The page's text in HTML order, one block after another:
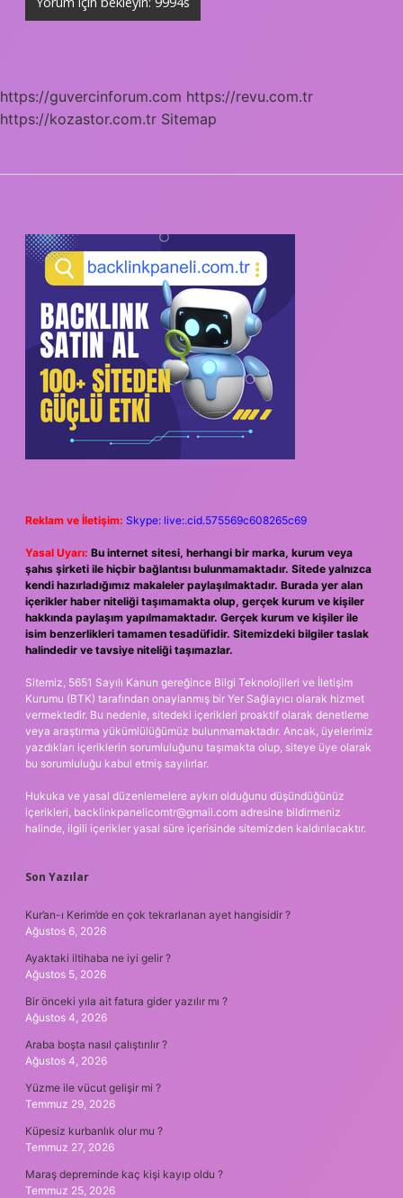
https://guvercinforum.com https://revu.com.tr
https://kozastor.com.tr Sitemap
SIDEBAR
Reklam ve İletişim: Skype: live:.cid.575569c608265c69
Yasal Uyarı: Bu internet sitesi, herhangi bir marka, kurum veya
şahıs şirketi ile hiçbir bağlantısı bulunmamaktadır. Sitede yalnızca
kendi hazırladığımız makaleler paylaşılmaktadır. Burada yer alan
içerikler haber niteliği taşımamakta olup, gerçek kurum ve kişiler
hakkında paylaşım yapılmamaktadır. Gerçek kurum ve kişiler ile
isim benzerlikleri tamamen tesadüfidir. Sitemizdeki bilgiler taslak
halindedir ve tavsiye niteliği taşımazlar.
Sitemiz, 5651 Sayılı Kanun gereğince Bilgi Teknolojileri ve İletişim
Kurumu (BTK) tarafından onaylanmış bir Yer Sağlayıcı olarak hizmet
vermektedir. Bu nedenle, sitedeki içerikleri proaktif olarak denetleme
veya araştırma yükümlülüğümüz bulunmamaktadır. Ancak, üyelerimiz
yazdıkları içeriklerin sorumluluğunu taşımakta olup, siteye üye olarak
bu sorumluluğu kabul etmiş sayılırlar.
Hukuka ve yasal düzenlemelere aykırı olduğunu düşündüğünüz
içerikleri, backlinkpanelicomtr@gmail.com adresine bildirmeniz
halinde, ilgili içerikler yasal süre içerisinde sitemizden kaldırılacaktır.
Son Yazılar
Kur’an-ı Kerim’de en çok tekrarlanan ayet hangisidir ?
Ağustos 6, 2026
Ayaktaki iltihaba ne iyi gelir ?
Ağustos 5, 2026
Bir önceki yıla ait fatura gider yazılır mı ?
Ağustos 4, 2026
Araba boşta nasıl çalıştırılır ?
Ağustos 4, 2026
Yüzme ile vücut gelişir mi ?
Temmuz 29, 2026
Küpesiz kurbanlık olur mu ?
Temmuz 27, 2026
Maraş depreminde kaç kişi kayıp oldu ?
Temmuz 25, 2026